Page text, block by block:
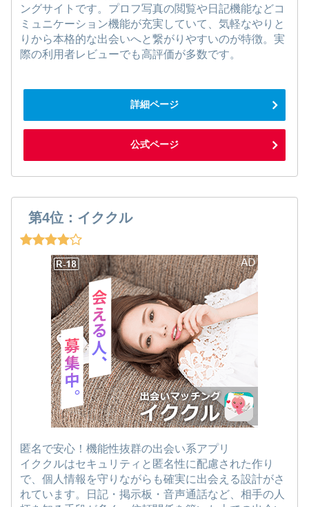
ングサイトです。プロフ写真の閲覧や日記機能などコ
ミュニケーション機能が充実していて、気軽なやりと
りから本格的な出会いへと繋がりやすいのが特徴。実
際の利用者レビューでも高評価が多数です。
詳細ページ
公式ページ
第4位：イククル
匿名で安心！機能性抜群の出会い系アプリ
イククルはセキュリティと匿名性に配慮された作り
で、個人情報を守りながらも確実に出会える設計がさ
れています。日記・掲示板・音声通話など、相手の人